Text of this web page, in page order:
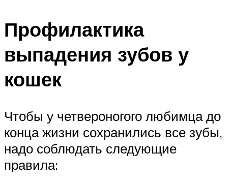
Профилактика
выпадения зубов у
кошек
Чтобы у четвероногого любимца до
конца жизни сохранились все зубы,
надо соблюдать следующие
правила: